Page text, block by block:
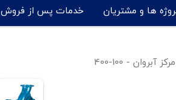
ها و مشتریان خدمات پس از فروش
- 100-400